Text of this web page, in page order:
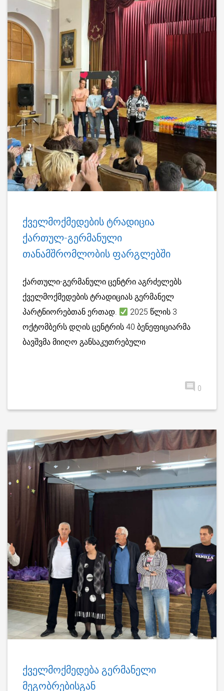
ქველმოქმედების ტრადიცია
ქართულ-გერმანული
თანამშრომლობის ფარგლებში
ქართული-გერმანული ცენტრი აგრძელებს
ქველმოქმედების ტრადიციას გერმანელ
პარტნიორებთან ერთად.
2025 წლის 3
ოქტომბერს დღის ცენტრის 40 ბენეფიციარმა
ბავშვმა მიიღო განსაკუთრებული
0
ქველმოქმედება გერმანელი
მეგობრებისგან